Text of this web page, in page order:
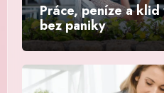
Práce, peníze a
bez paniky